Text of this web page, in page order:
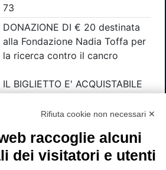
Visura SpA
1/b, 00196 Roma, Italia
alla direzione e coordinamento
di Tinexta SpA
REA n. 877679
Rifiuta cookie non necessari ✕
raccoglie alcuni
dei visitatori e utenti